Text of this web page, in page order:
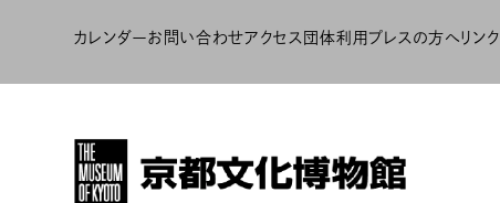
カレンダーお問い合わせアクセス 団体利用 プレスの方へリンク